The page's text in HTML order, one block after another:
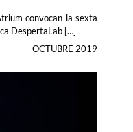
convocan la sexta
DespertaLab […]
OCTUBRE 2019